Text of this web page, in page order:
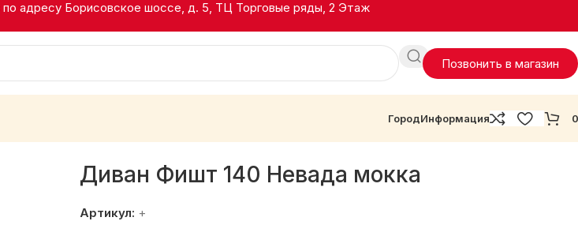
по адресу Борисовское шоссе, д. 5, ТЦ Торговые ряды, 2 Этаж
Позвонить в магазин
ГородИнформация 0
Диван Фишт 140 Невада мокка
Артикул: +